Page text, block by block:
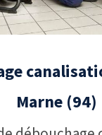
de-Marne